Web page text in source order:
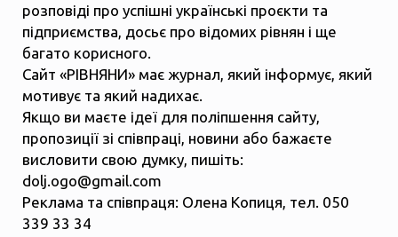
розповіді про успішні українські проєкти та
підприємства, досьє про відомих рівнян і ще
багато корисного.
Сайт «РІВНЯНИ» має журнал, який інформує, який
мотивує та який надихає.
Якщо ви маєте ідеї для поліпшення сайту,
пропозиції зі співпраці, новини або бажаєте
висловити свою думку, пишіть:
dolj.ogo@gmail.com
Реклама та співпраця: Олена Копиця, тел. 050
339 33 34